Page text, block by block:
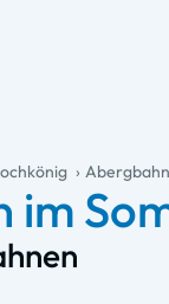
Abergbahn
im